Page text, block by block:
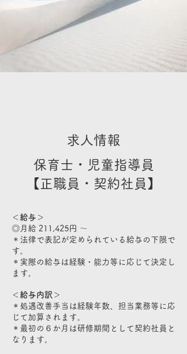
求人情報
保育士・児童指導員
【正職員・契約社員】
＜給与＞
◎月給 211,425円 〜
＊法律で表記が定められている給与の下限で
す。
＊実際の給与は経験・能力等に応じて決定し
ます。
＜給与内訳＞
＊処遇改善手当は経験年数、担当業務等に応
じて加算されます。
＊最初の６か月は研修期間として契約社員と
なります。